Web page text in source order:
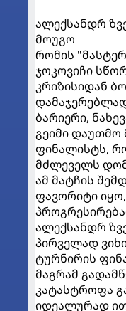
ალექსანდრ
მოუგო
რომის
ჯოკოვიჩი
კრიზისიდან
ბარიერი,
გეიმი დაუთმო
ფინალისტს,
მძლეველს
ამ მატჩის
ფავორიტი
ალექსანდრ
პირველად
ტურნირის
მაგრამ
კატასტროფა
იდეალურად